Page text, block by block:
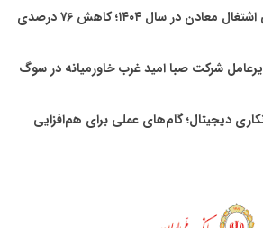
افت چشمگیر پیش‌بینی اشتغال معادن در سال ۱۴۰۴؛ کاهش ۷۶ درصدی
شرکت صبا امید غرب خاورمیانه در سوگ
دیجیتال؛ گام‌های عملی برای هم‌افزایی